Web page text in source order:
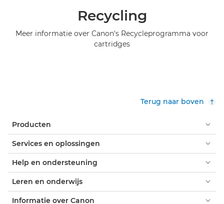
Recycling
Meer informatie over Canon's Recycleprogramma voor
cartridges
Terug naar boven
Producten
Services en oplossingen
Help en ondersteuning
Leren en onderwijs
Informatie over Canon